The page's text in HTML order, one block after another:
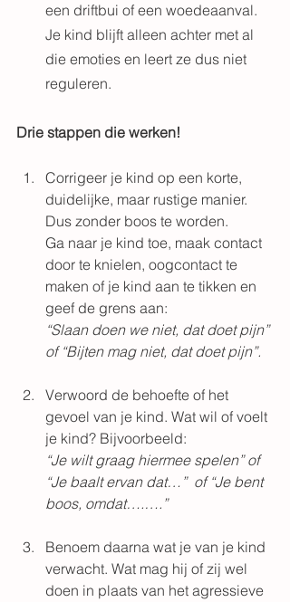
een driftbui of een woedeaanval.
Je kind blijft alleen achter met al
die emoties en leert ze dus niet
reguleren.
Drie stappen die werken!
Corrigeer je kind op een korte,
duidelijke, maar rustige manier.
Dus zonder boos te worden.
Ga naar je kind toe, maak contact
door te knielen, oogcontact te
maken of je kind aan te tikken en
geef de grens aan:
“Slaan doen we niet, dat doet pijn”
of “Bijten mag niet, dat doet pijn”.
Verwoord de behoefte of het
gevoel van je kind. Wat wil of voelt
je kind? Bijvoorbeeld:
“Je wilt graag hiermee spelen” of
“Je baalt ervan dat…”  of “Je bent
boos, omdat….….”
Benoem daarna wat je van je kind
verwacht. Wat mag hij of zij wel
doen in plaats van het agressieve